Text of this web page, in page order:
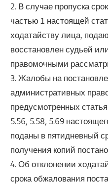
2. В случае пропуска
частью 1 настоящей
ходатайству лица,
восстановлен судьей
правомочными
3. Жалобы на
административных
предусмотренных
5.56, 5.58, 5.69
поданы в пятидневный
получения копий
4. Об отклонении
срока обжалования